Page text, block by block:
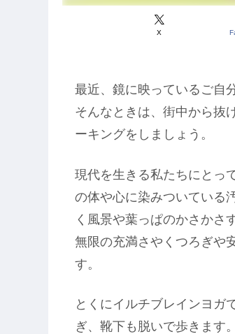
X
最近、鏡に映っているご自
そんなときは、街中から抜
ーキングをしましょう。
現代を生きる私たちにとっ
の体や心に染みついている
く風景や葉っぱのかさかさ
無限の充満さやくつろぎや
す。
とくにイルチブレインヨガ
ぎ、靴下も脱いで歩きます